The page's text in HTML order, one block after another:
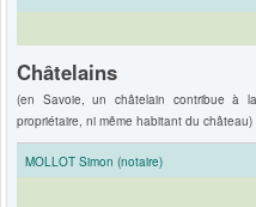
Châtelains
(en Savoie, un châtelain contribue à
propriétaire, ni même habitant du château)
MOLLOT Simon (notaire)